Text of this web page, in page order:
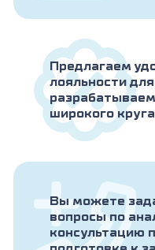
Предлагаем
лояльности
широкого
Вы можете
вопросы по
консультацию